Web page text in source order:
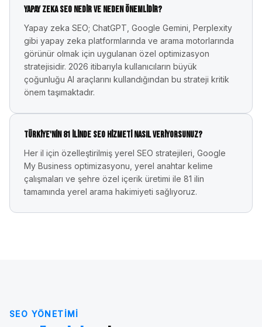
Yapay zeka SEO nedir ve neden önemlidir?
Yapay zeka SEO; ChatGPT, Google Gemini, Perplexity
gibi yapay zeka platformlarında ve arama motorlarında
görünür olmak için uygulanan özel optimizasyon
stratejisidir. 2026 itibarıyla kullanıcıların büyük
çoğunluğu AI araçlarını kullandığından bu strateji kritik
önem taşımaktadır.
Türkiye'nin 81 ilinde SEO hizmeti nasıl veriyorsunuz?
Her il için özelleştirilmiş yerel SEO stratejileri, Google
My Business optimizasyonu, yerel anahtar kelime
çalışmaları ve şehre özel içerik üretimi ile 81 ilin
tamamında yerel arama hakimiyeti sağlıyoruz.
SEO YÖNETIMI